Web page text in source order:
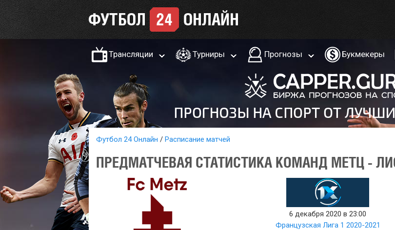
Трансляции Турниры Прогнозы Букмекеры
Футбол 24 Онлайн Расписание матчей
ПРЕДМАТЧЕВАЯ СТАТИСТИКА КОМАНД МЕТЦ -
6 декабря 2020 в 23:00
Французская Лига 1 2020-2021